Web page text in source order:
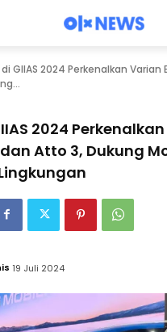
di GIIAS 2024 Perkenalkan
2024
Atto 3, Dukung
19 Juli 2024